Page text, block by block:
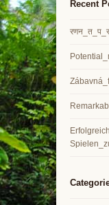
Recent